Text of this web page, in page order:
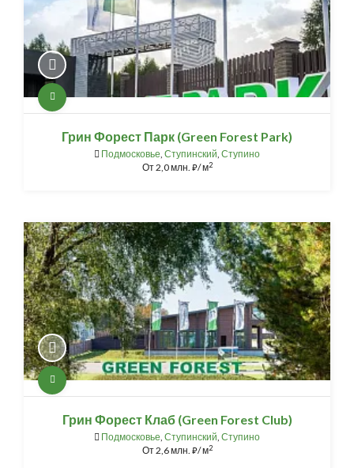
Грин Форест Парк (Green Forest Park)
Подмосковье, Ступинский, Ступино
От2,0 млн. ⃏/ м2
Грин Форест Клаб (Green Forest Club)
Подмосковье, Ступинский, Ступино
От2,6 млн. ⃏/ м2